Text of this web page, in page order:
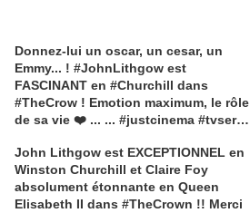
Donnez-lui un oscar, un cesar, un
Emmy... ! #JohnLithgow est
FASCINANT en #Churchill dans
#TheCrow ! Emotion maximum, le rôle
de sa vie ❤️ ... ... #justcinema #tvserie
#netflixandchill
John Lithgow est EXCEPTIONNEL en
Winston Churchill et Claire Foy
absolument étonnante en Queen
Elisabeth II dans #TheCrown !! Merci